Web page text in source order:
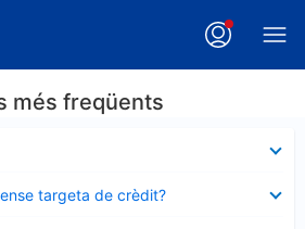
més freqüents
targeta de crèdit?